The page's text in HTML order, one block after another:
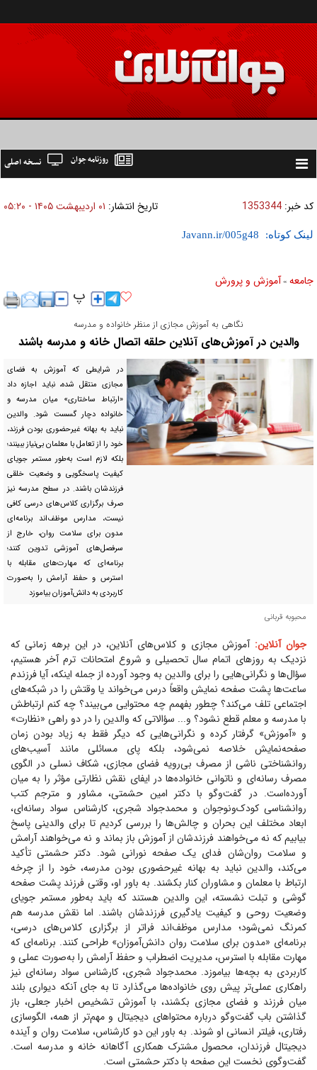
Toggle
نسخه اصلی روزنامه جوان
کد خبر: 1353344 تاریخ انتشار: ۰۱ ارديبهشت ۱۴۰۵ - ۰۵:۲۰
لینک کوتاه:
جامعه » آموزش و پرورش
نگاهی به آموزش مجازی از منظر خانواده و مدرسه
والدین در آموزش‌های آنلاین حلقه اتصال خانه و مدرسه باشند
‌در شرایطی که آموزش به فضای
مجازی منتقل شده، نباید اجازه داد
«ارتباط ساختاری» میان مدرسه و
خانواده دچار گسست شود. والدین
نباید به بهانه غیرحضوری بودن فرزند،
خود را از تعامل با معلمان بی‌نیاز ببینند؛
بلکه لازم است به‌طور مستمر جویای
کیفیت پاسخگویی و وضعیت خلقی
فرزندشان باشند. در سطح مدرسه نیز
صرف برگزاری کلاس‌های درسی کافی
نیست، مدارس موظف‌اند برنامه‌ای
مدون برای سلامت روان، خارج از
سرفصل‌های آموزشی تدوین کنند؛
برنامه‌ای که مهارت‌های مقابله با
استرس و حفظ آرامش را به‌صورت
کاربردی به دانش‌آموزان بیاموزد
محبوبه قربانی
جوان آنلاین:آموزش مجازی و کلاس‌های آنلاین، در این برهه زمانی که
نزدیک به روز‌های اتمام سال تحصیلی و شروع امتحانات ترم آخر هستیم،
سؤال‌ها و نگرانی‌هایی را برای والدین به وجود آورده از جمله اینکه، آیا فرزندم
ساعت‌ها پشت صفحه نمایش واقعاً درس می‌خواند یا وقتش را در شبکه‌های
اجتماعی تلف می‌کند؟ چطور بفهمم چه محتوایی می‌بیند؟ چه کنم ارتباطش
با مدرسه و معلم قطع نشود؟ و... سؤالاتی که والدین را در دو راهی «نظارت»
و «آموزش» گرفتار کرده و نگرانی‌هایی که دیگر فقط به زیاد بودن زمان
صفحه‌نمایش خلاصه نمی‌شود، بلکه پای مسائلی مانند آسیب‌های
روانشناختی ناشی از مصرف بی‌رویه فضای مجازی، شکاف نسلی در الگوی
مصرف رسانه‌ای و ناتوانی خانواده‌ها در ایفای نقش نظارتی مؤثر را به میان
آورده‌است. در گفت‌و‌گو با دکتر امین حشمتی، مشاور و مترجم کتب
روانشناسی کودک‌و‌نوجوان و محمدجواد شجری، کارشناس سواد رسانه‌ای،
ابعاد مختلف این بحران و چالش‌ها را بررسی کردیم تا برای والدینی پاسخ
بیابیم که نه می‌خواهند فرزندشان از آموزش باز بماند و نه می‌خواهند آرامش
و سلامت روان‌شان فدای یک صفحه نورانی شود. دکتر حشمتی تأکید
می‌کند، والدین نباید به بهانه غیرحضوری بودن مدرسه، خود را از چرخه
ارتباط با معلمان و مشاوران کنار بکشند. به باور او، وقتی فرزند پشت صفحه
گوشی و تبلت نشسته، این والدین هستند که باید به‌طور مستمر جویای
وضعیت روحی و کیفیت یادگیری فرزندشان باشند. اما نقش مدرسه هم
کمرنگ نمی‌شود؛ مدارس موظف‌اند فراتر از برگزاری کلاس‌های درسی،
برنامه‌ای «مدون برای سلامت روان دانش‌آموزان» طراحی کنند. برنامه‌ای که
مهارت مقابله با استرس، مدیریت اضطراب و حفظ آرامش را به‌صورت عملی و
کاربردی به بچه‌ها بیاموزد. محمدجواد شجری، کارشناس سواد رسانه‌ای نیز
راهکاری عملی‌تر پیش روی خانواده‌ها می‌گذارد تا به جای آنکه دیواری بلند
میان فرزند و فضای مجازی بکشند، با آموزش تشخیص اخبار جعلی، باز
گذاشتن باب گفت‌و‌گو درباره محتوا‌های دیجیتال و مهم‌تر از همه، الگوسازی
رفتاری، فیلتر انسانی او شوند. به باور این دو کارشناس، سلامت روان و آینده
دیجیتال فرزندان، محصول مشترک همکاری آگاهانه خانه و مدرسه است.
گفت‌وگوی نخست این صفحه با دکتر حشمتی است.